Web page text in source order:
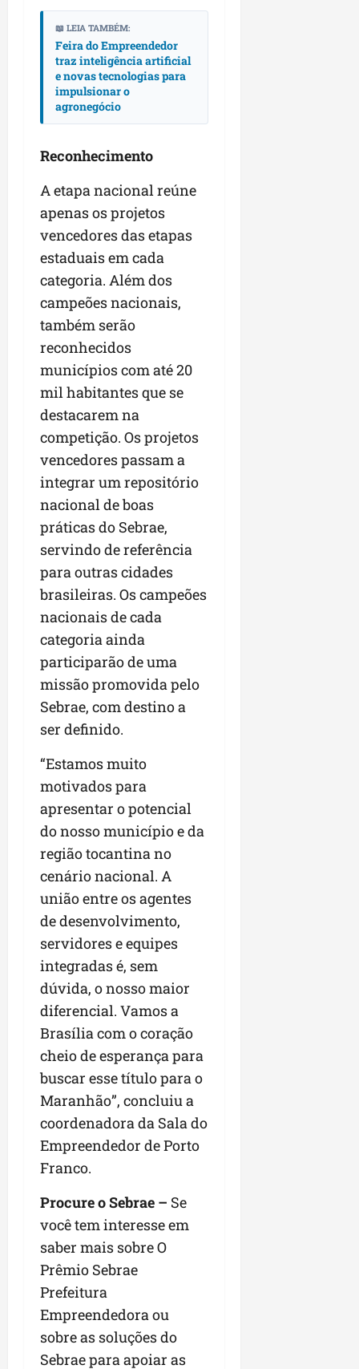
📖 LEIA TAMBÉM:
Feira do Empreendedor
traz inteligência artificial
e novas tecnologias para
impulsionar o
agronegócio
Reconhecimento
A etapa nacional reúne
apenas os projetos
vencedores das etapas
estaduais em cada
categoria. Além dos
campeões nacionais,
também serão
reconhecidos
municípios com até 20
mil habitantes que se
destacarem na
competição. Os projetos
vencedores passam a
integrar um repositório
nacional de boas
práticas do Sebrae,
servindo de referência
para outras cidades
brasileiras. Os campeões
nacionais de cada
categoria ainda
participarão de uma
missão promovida pelo
Sebrae, com destino a
ser definido.
“Estamos muito
motivados para
apresentar o potencial
do nosso município e da
região tocantina no
cenário nacional. A
união entre os agentes
de desenvolvimento,
servidores e equipes
integradas é, sem
dúvida, o nosso maior
diferencial. Vamos a
Brasília com o coração
cheio de esperança para
buscar esse título para o
Maranhão”, concluiu a
coordenadora da Sala do
Empreendedor de Porto
Franco.
Procure o Sebrae – Se
você tem interesse em
saber mais sobre O
Prêmio Sebrae
Prefeitura
Empreendedora ou
sobre as soluções do
Sebrae para apoiar as